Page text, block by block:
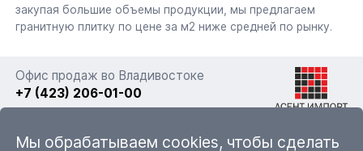
закупая большие объемы продукции, мы предлагаем
гранитную плитку по цене за м2 ниже средней по рынку.
Офис продаж во Владивостоке
+7 (423) 206-01-00
Мы обрабатываем cookies, чтобы сделать